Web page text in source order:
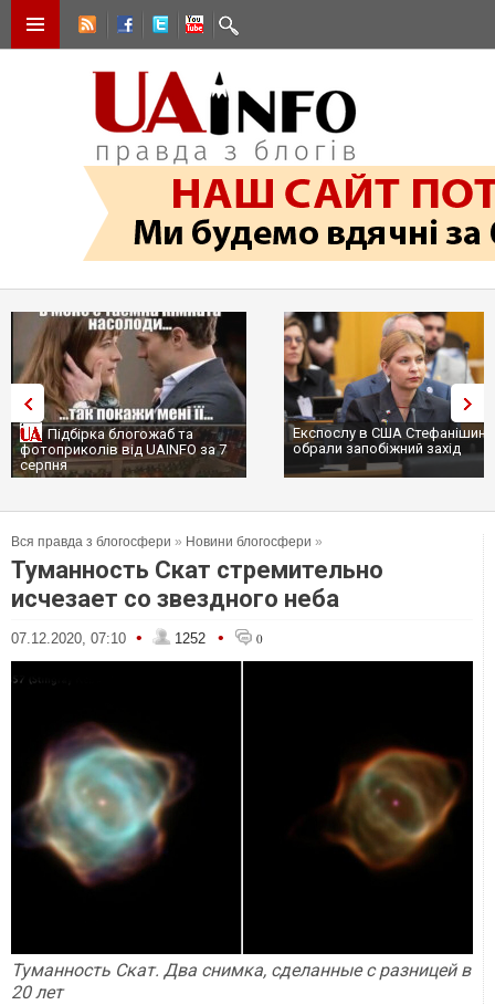
Підбірка блогожаб та
фотоприколів від UAINFO за 7
серпня
Експослу в США
обрали запобіжний захід
Вся правда з блогосфери » Новини блогосфери »
Туманность Скат стремительно
исчезает со звездного неба
07.12.2020, 07:10 • 1252 • 0
Туманность Скат. Два снимка, сделанные с разницей в
20 лет